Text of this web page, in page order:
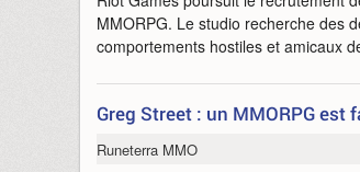
MMORPG. Le studio recherche des
comportements hostiles et amicaux
Greg Street : un MMORPG
Runeterra MMO